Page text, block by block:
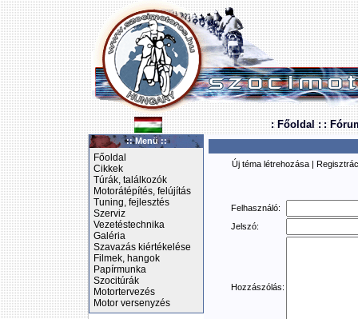
: Főoldal : :
:: Menü ::
Főoldal
Cikkek
Túrák, találkozók
Motorátépítés, felújítás
Tuning, fejlesztés
Szerviz
Vezetéstechnika
Galéria
Szavazás kiértékelése
Filmek, hangok
Papírmunka
Szocitúrák
Motortervezés
Motor versenyzés
Új téma létrehozása |
Felhasználó:
Jelszó:
Hozzászólás: